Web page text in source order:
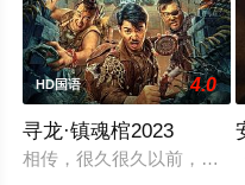
HD国语 4.0
寻龙·镇魂棺2023
相传，很久很久以前，大漠